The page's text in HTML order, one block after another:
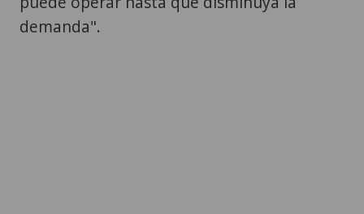
demanda".